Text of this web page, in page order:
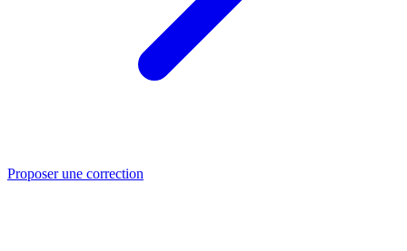
Proposer une correction